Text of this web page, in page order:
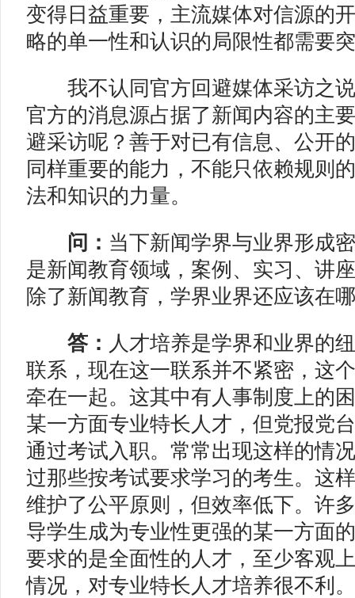
变得日益重要，主流媒体对信源的
略的单一性和认识的局限性都需要
我不认同官方回避媒体采访之说
官方的消息源占据了新闻内容的主
避采访呢？善于对已有信息、公开
同样重要的能力，不能只依赖规则
法和知识的力量。
问： 当下新闻学界与业界形成
是新闻教育领域，案例、实习、讲
除了新闻教育，学界业界还应该在
答： 人才培养是学界和业界的
联系，现在这一联系并不紧密，这
牵在一起。这其中有人事制度上的
某一方面专业特长人才，但党报党
通过考试入职。常常出现这样的情
过那些按考试要求学习的考生。这
维护了公平原则，但效率低下。许
导学生成为专业性更强的某一方面
要求的是全面性的人才，至少客观
情况，对专业特长人才培养很不利。